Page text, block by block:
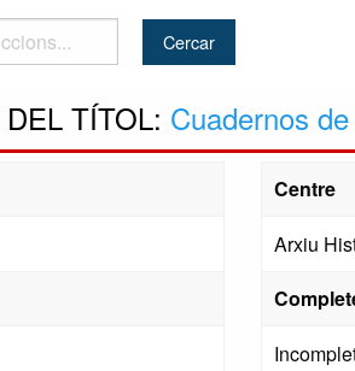
DEL TÍTOL: Cuadernos
Centre
Arxiu